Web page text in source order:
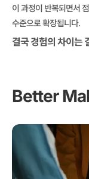
이 과정이 반복되면서
수준으로 확장됩니다.
결국 경험의 차이는
Better